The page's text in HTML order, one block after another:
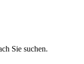
Sie suchen.